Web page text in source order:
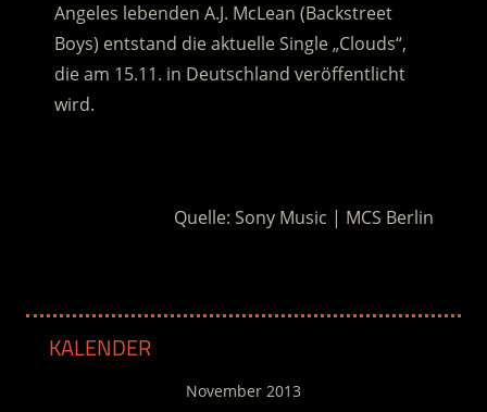
Angeles lebenden A.J. McLean (Backstreet
Boys) entstand die aktuelle Single „Clouds“,
die am 15.11. in Deutschland veröffentlicht
wird.
Quelle: Sony Music | MCS Berlin
KALENDER
November 2013